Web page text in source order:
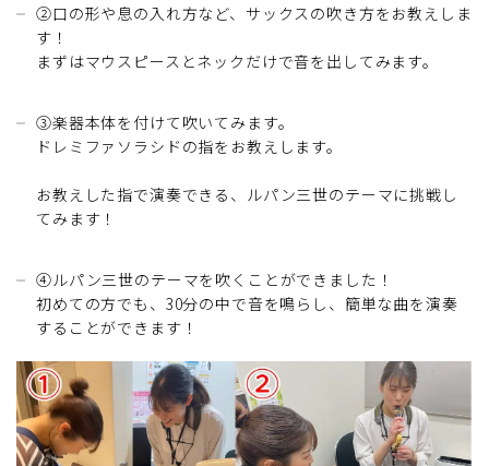
②口の形や息の入れ方など、サックスの吹き方をお教えしま
す！
まずはマウスピースとネックだけで音を出してみます。
③楽器本体を付けて吹いてみます。
ドレミファソラシドの指をお教えします。
お教えした指で演奏できる、ルパン三世のテーマに挑戦し
てみます！
④ルパン三世のテーマを吹くことができました！
初めての方でも、30分の中で音を鳴らし、簡単な曲を演奏
することができます！